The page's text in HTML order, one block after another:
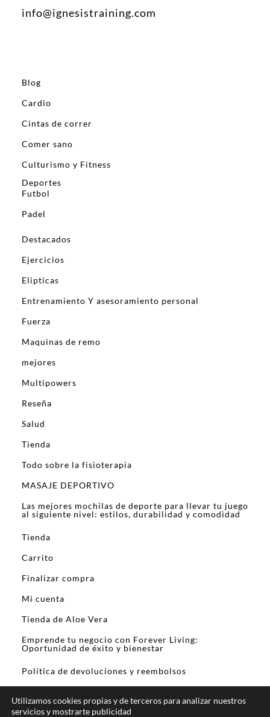
info@ignesistraining.com
Blog
Cardio
Cintas de correr
Comer sano
Culturismo y Fitness
Deportes
Futbol
Padel
Destacados
Ejercicios
Elipticas
Entrenamiento Y asesoramiento personal
Fuerza
Maquinas de remo
mejores
Multipowers
Reseña
Salud
Tienda
Todo sobre la fisioterapia
MASAJE DEPORTIVO
Las mejores mochilas de deporte para llevar tu juego
al siguiente nivel: estilos, durabilidad y comodidad
Tienda
Carrito
Finalizar compra
Mi cuenta
Tienda de Aloe Vera
Emprende tu negocio con Forever Living:
Oportunidad de éxito y bienestar
Política de devoluciones y reembolsos
Utilizamos cookies propias y de terceros para analizar nuestros
servicios y mostrarte publicidad